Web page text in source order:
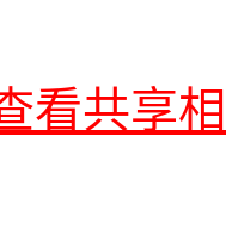
看共享